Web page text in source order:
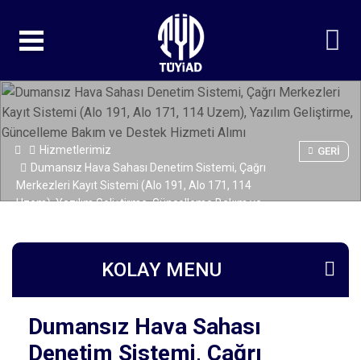
Hizmetlerimiz
Dumansız Hava Sahası Denetim Sistemi, Çağrı
Merkezleri Kayıt Sistemi (Alo 191, Alo 171, 114
Uzem), Yazılım Geliştirme, Güncelleme Bakım ve
GERI
KOLAY MENU
Dumansız Hava Sahası
Denetim Sistemi, Çağrı